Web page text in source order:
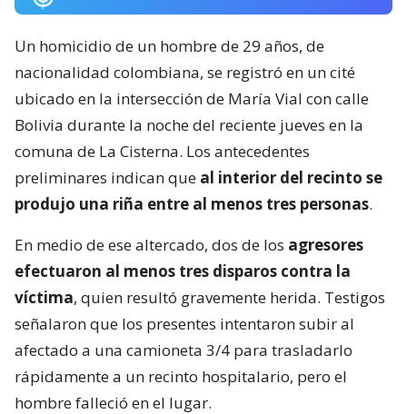
Un homicidio de un hombre de 29 años, de
nacionalidad colombiana, se registró en un cité
ubicado en la intersección de María Vial con calle
Bolivia durante la noche del reciente jueves en la
comuna de La Cisterna. Los antecedentes
preliminares indican que al interior del recinto se
produjo una riña entre al menos tres personas.
En medio de ese altercado, dos de los agresores
efectuaron al menos tres disparos contra la
víctima, quien resultó gravemente herida. Testigos
señalaron que los presentes intentaron subir al
afectado a una camioneta 3/4 para trasladarlo
rápidamente a un recinto hospitalario, pero el
hombre falleció en el lugar.